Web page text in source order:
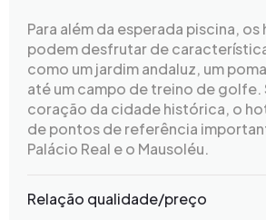
Para além da esperada piscina,
podem desfrutar de
como um jardim andaluz, um
até um campo de treino de golfe.
coração da cidade histórica, o
de pontos de referência
Palácio Real e o Mausoléu.
Relação qualidade/preço